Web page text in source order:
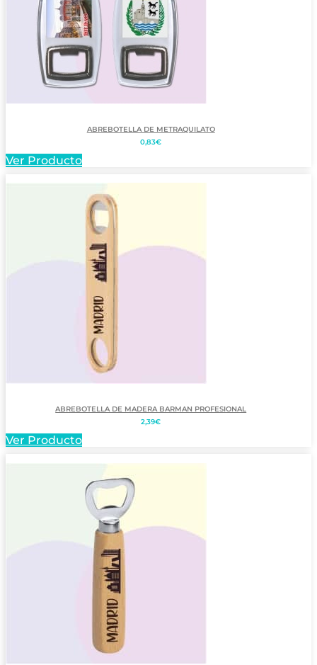
ABREBOTELLA DE METRAQUILATO
0,83€
Ver Producto
ABREBOTELLA DE MADERA BARMAN PROFESIONAL
2,39€
Ver Producto